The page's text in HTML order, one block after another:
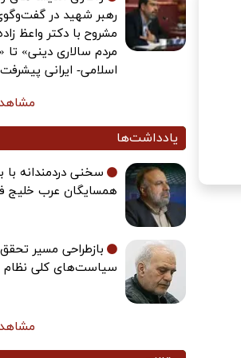
رهبر شهید در
مشروح با دکتر واعظ
مردم سالاری دینی» تا
اسلامی- ایرانی
یادداشت‌ها
سخنی دردمندانه با
همسایگان عرب خلیج
بازطراحی مسیر تحقق
سیاست‌های کلی نظام